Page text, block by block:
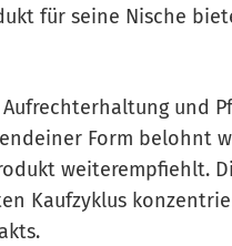
für seine Nische
und
Form belohnt
weiterempfiehlt.
Kaufzyklus